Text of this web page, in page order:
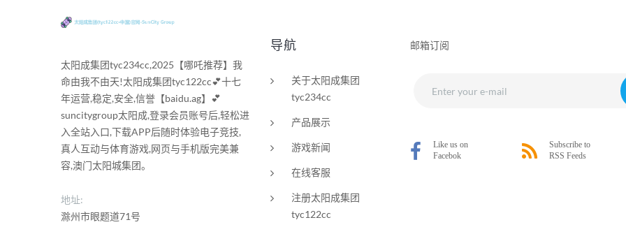
太阳成集团tyc234cc,2025【哪吒推荐】我
命由我不由天!太阳成集团tyc122cc💕十七
年运营,稳定,安全,信誉【baidu.ag】💕
suncitygroup太阳成,登录会员账号后,轻松进
入全站入口,下载APP后随时体验电子竞技,
真人互动与体育游戏,网页与手机版完美兼
容,澳门太阳城集团。
地址:
滁州市眼题道71号
导航
关于太阳成集团
tyc234cc
产品展示
游戏新闻
在线客服
注册太阳成集团
tyc122cc
邮箱订阅